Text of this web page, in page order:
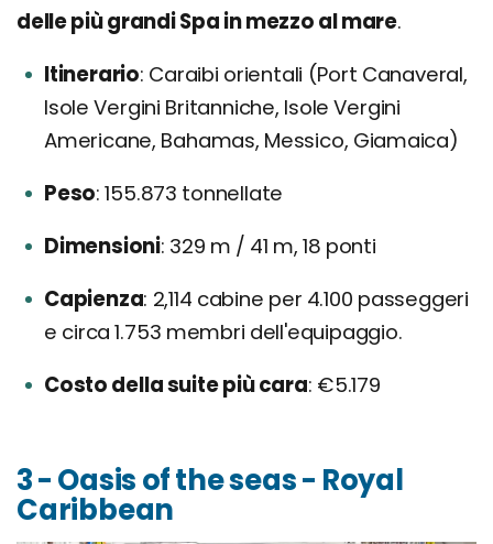
delle più grandi Spa in mezzo al mare.
Itinerario Caraibi orientali (Port Canaveral,
Isole Vergini Britanniche, Isole Vergini
Americane, Bahamas, Messico, Giamaica)
Peso 155.873 tonnellate
Dimensioni 329 m / 41 m, 18 ponti
Capienza 2,114 cabine per 4.100 passeggeri
e circa 1.753 membri dell'equipaggio.
Costo della suite più cara €5.179
3 - Oasis of the seas - Royal
Caribbean